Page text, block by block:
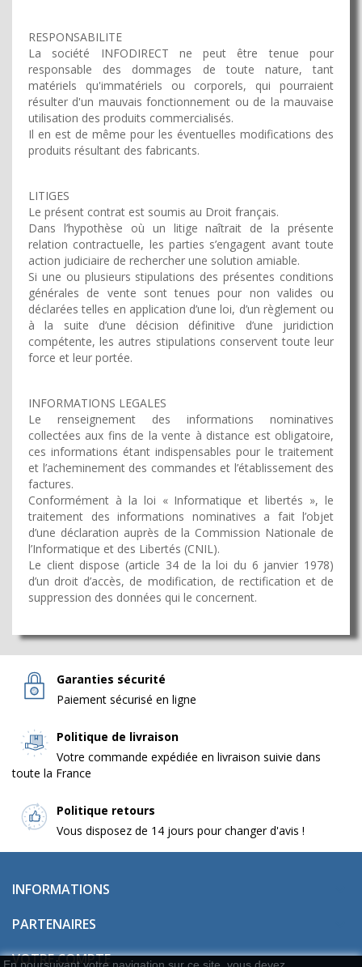
RESPONSABILITE
La société INFODIRECT ne peut être tenue pour
responsable des dommages de toute nature, tant
matériels qu'immatériels ou corporels, qui pourraient
résulter d'un mauvais fonctionnement ou de la mauvaise
utilisation des produits commercialisés.
Il en est de même pour les éventuelles modifications des
produits résultant des fabricants.
LITIGES
Le présent contrat est soumis au Droit français.
Dans l’hypothèse où un litige naîtrait de la présente
relation contractuelle, les parties s’engagent avant toute
action judiciaire de rechercher une solution amiable.
Si une ou plusieurs stipulations des présentes conditions
générales de vente sont tenues pour non valides ou
déclarées telles en application d’une loi, d’un règlement ou
à la suite d’une décision définitive d’une juridiction
compétente, les autres stipulations conservent toute leur
force et leur portée.
INFORMATIONS LEGALES
Le renseignement des informations nominatives
collectées aux fins de la vente à distance est obligatoire,
ces informations étant indispensables pour le traitement
et l’acheminement des commandes et l’établissement des
factures.
Conformément à la loi « Informatique et libertés », le
traitement des informations nominatives a fait l’objet
d’une déclaration auprès de la Commission Nationale de
l’Informatique et des Libertés (CNIL).
Le client dispose (article 34 de la loi du 6 janvier 1978)
d’un droit d’accès, de modification, de rectification et de
suppression des données qui le concernent.
Garanties sécurité
Paiement sécurisé en ligne
Politique de livraison
Votre commande expédiée en livraison suivie dans
toute la France
Politique retours
Vous disposez de 14 jours pour changer d'avis !
INFORMATIONS
PARTENAIRES
VOTRE COMPTE 